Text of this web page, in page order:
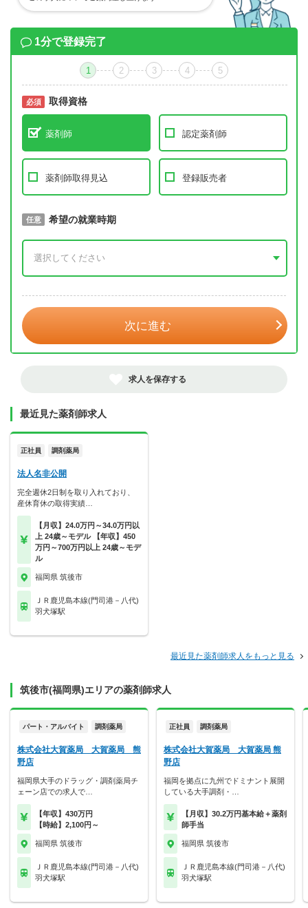
1分で登録完了
1 2 3 4 5
必須 取得資格
薬剤師 認定薬剤師
薬剤師取得見込 登録販売者
必須 取得予定年
任意 希望の就業時期
次に進む
求人を保存する
最近見た薬剤師求人
正社員 調剤薬局
法人名非公開
完全週休2日制を取り入れており、
産休育休の取得実績…
【月収】24.0万円～34.0万円以
上 24歳～モデル 【年収】450
万円～700万円以上 24歳～モデ
ル
福岡県 筑後市
ＪＲ鹿児島本線(門司港－八代)
羽犬塚駅
最近見た薬剤師求人をもっと見る
筑後市(福岡県)エリアの薬剤師求人
パート・アルバイト 調剤薬局
株式会社大賀薬局 大賀薬局 熊
野店
福岡県大手のドラッグ・調剤薬局チ
ェーン店での求人で…
【年収】430万円
【時給】2,100円～
福岡県 筑後市
ＪＲ鹿児島本線(門司港－八代)
羽犬塚駅
正社員 調剤薬局
株式会社大賀薬局 大賀薬局 熊
野店
福岡を拠点に九州でドミナント展開
している大手調剤・…
【月収】30.2万円基本給＋薬剤
師手当
福岡県 筑後市
ＪＲ鹿児島本線(門司港－八代)
羽犬塚駅